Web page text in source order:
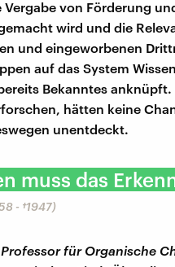
Vergabe von Förderung
wird und die
und eingeworbenen
auf das System
Bekanntes
hätten keine
unentdeckt.
muss das
- †1947)
für Organische